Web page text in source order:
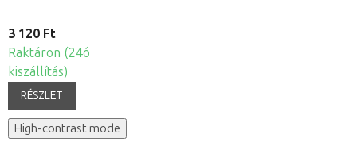
3 120 Ft
Raktáron (24ó
kiszállítás)
RÉSZLET
High-contrast mode